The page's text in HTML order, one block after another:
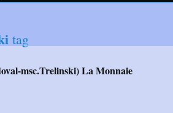
tag
msc.Trelinski) La Monnaie